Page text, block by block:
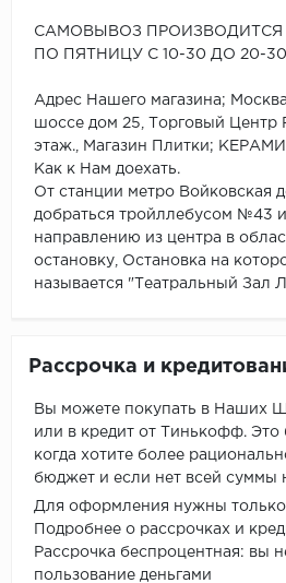
САМОВЫВОЗ ПРОИЗВОДИТСЯ
ПО ПЯТНИЦУ С 10-30 ДО 20-
Адрес Нашего магазина;
шоссе дом 25, Торговый Центр
этаж., Магазин Плитки;
Как к Нам доехать.
От станции метро Войковская
добраться тройллебусом №43
направлению из центра в
остановку, Остановка на
называется "Театральный Зал
Рассрочка и
Вы можете покупать в Наших
или в кредит от Тинькофф. Это
когда хотите более
бюджет и если нет всей суммы
Для оформления нужны
Подробнее о рассрочках и
Рассрочка беспроцентная: вы
пользование деньгами